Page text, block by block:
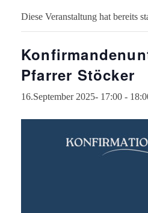
Diese Veranstaltung hat bereits
Pfarrer Stöcker
16.September 2025- 17:00 -